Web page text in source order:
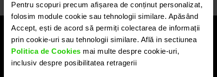
Pentru scopuri precum afișarea de conținut personalizat,
folosim module cookie sau tehnologii similare. Apăsând
Accept, ești de acord să permiți colectarea de informații
prin cookie-uri sau tehnologii similare. Află in sectiunea
Politica de Cookies mai multe despre cookie-uri,
inclusiv despre posibilitatea retragerii
LEGAL
SERVICII